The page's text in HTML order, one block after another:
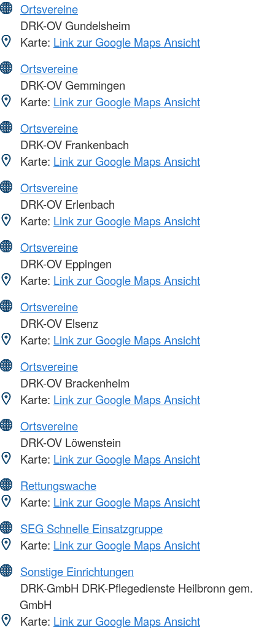
Ortsvereine
DRK-OV Gundelsheim
Karte: Link zur Google Maps Ansicht
Ortsvereine
DRK-OV Gemmingen
Karte: Link zur Google Maps Ansicht
Ortsvereine
DRK-OV Frankenbach
Karte: Link zur Google Maps Ansicht
Ortsvereine
DRK-OV Erlenbach
Karte: Link zur Google Maps Ansicht
Ortsvereine
DRK-OV Eppingen
Karte: Link zur Google Maps Ansicht
Ortsvereine
DRK-OV Elsenz
Karte: Link zur Google Maps Ansicht
Ortsvereine
DRK-OV Brackenheim
Karte: Link zur Google Maps Ansicht
Ortsvereine
DRK-OV Löwenstein
Karte: Link zur Google Maps Ansicht
Rettungswache
Karte: Link zur Google Maps Ansicht
SEG Schnelle Einsatzgruppe
Karte: Link zur Google Maps Ansicht
Sonstige Einrichtungen
DRK-GmbH DRK-Pflegedienste Heilbronn gem.
GmbH
Karte: Link zur Google Maps Ansicht